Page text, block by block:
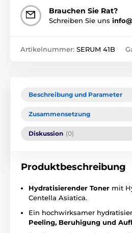
Brauchen Sie Rat?
Schreiben Sie uns
Artikelnummer: SERUM 41B
Beschreibung und Parameter
Zusammensetzung
Diskussion (0)
Produktbeschreibung
Hydratisierender Toner mit
Centella Asiatica.
Ein hochwirksamer
Peeling, Beruhigung und